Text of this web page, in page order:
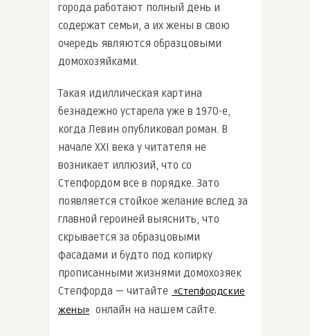
города работают полный день и
содержат семьи, а их жены в свою
очередь являются образцовыми
домохозяйками.
Такая идиллическая картина
безнадежно устарела уже в 1970-е,
когда Левин опубликовал роман. В
начале ХХІ века у читателя не
возникает иллюзий, что со
Степфордом все в порядке. Зато
появляется стойкое желание вслед за
главной героиней выяснить, что
скрывается за образцовыми
фасадами и будто под копирку
прописанными жизнями домохозяек
Степфорда — читайте «Степфордские
жены» онлайн на нашем сайте.